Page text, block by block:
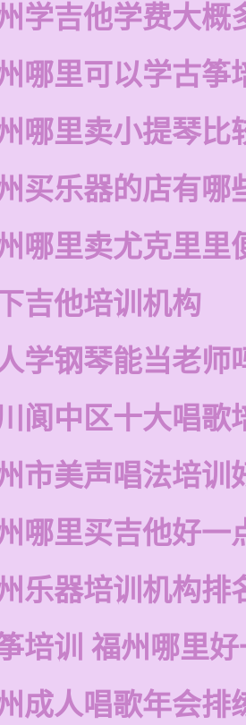
学吉他学费大概
哪里可以学古筝
哪里卖小提琴比
买乐器的店有哪
哪里卖尤克里里
吉他培训机构
学钢琴能当老师
阆中区十大唱歌
市美声唱法培训
哪里买吉他好一
乐器培训机构排
培训 福州哪里
成人唱歌年会排